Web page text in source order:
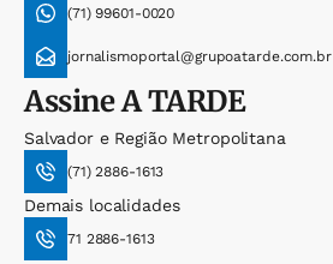
(71) 99601-0020
jornalismoportal@grupoatarde.com.br
AssineA TARDE
Salvador e Região Metropolitana
(71) 2886-1613
Demais localidades
71 2886-1613